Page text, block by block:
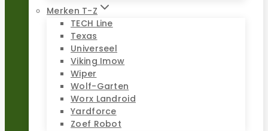
Merken T-Z
TECH Line
Texas
Universeel
Viking Imow
Wiper
Wolf-Garten
Worx Landroid
Yardforce
Zoef Robot